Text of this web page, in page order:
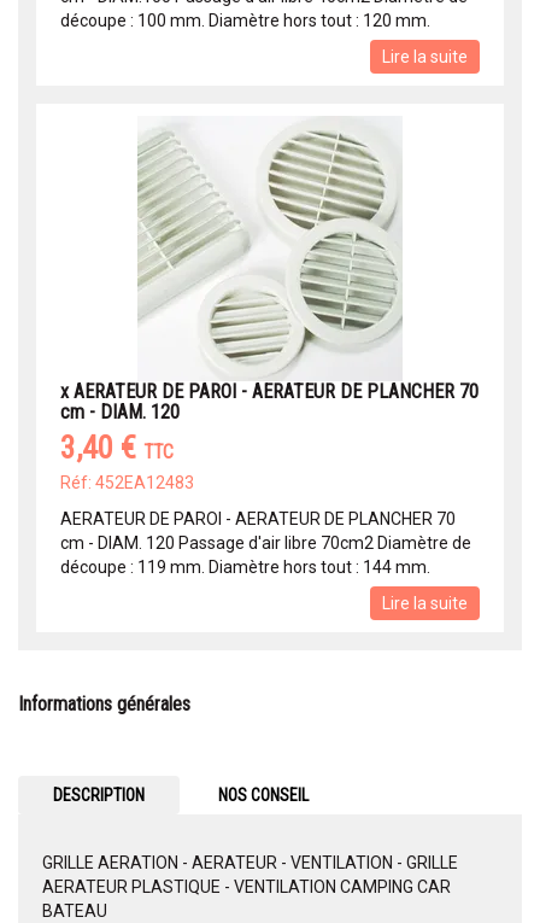
découpe : 100 mm. Diamètre hors tout : 120 mm.
Lire la suite
x AERATEUR DE PAROI - AERATEUR DE PLANCHER 70
cm - DIAM. 120
3,40 € TTC
Réf: 452EA12483
AERATEUR DE PAROI - AERATEUR DE PLANCHER 70
cm - DIAM. 120 Passage d'air libre 70cm2 Diamètre de
découpe : 119 mm. Diamètre hors tout : 144 mm.
Lire la suite
Informations générales
DESCRIPTION NOS CONSEIL
GRILLE AERATION - AERATEUR - VENTILATION - GRILLE
AERATEUR PLASTIQUE - VENTILATION CAMPING CAR
BATEAU